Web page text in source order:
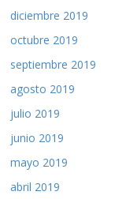
diciembre 2019
octubre 2019
septiembre 2019
agosto 2019
julio 2019
junio 2019
mayo 2019
abril 2019